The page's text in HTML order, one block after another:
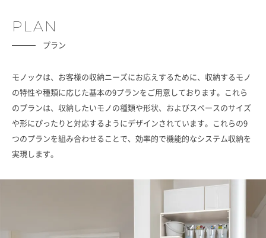
PLAN
プラン
モノックは、お客様の収納ニーズにお応えするために、収納するモノ
の特性や種類に応じた基本の9プランをご用意しております。これら
のプランは、収納したいモノの種類や形状、およびスペースのサイズ
や形にぴったりと対応するようにデザインされています。これらの9
つのプランを組み合わせることで、効率的で機能的なシステム収納を
実現します。